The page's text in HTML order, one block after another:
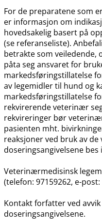
For de preparatene som
er informasjon om
hovedsakelig basert på
(se referanseliste).
betrakte som veiledende,
påta seg ansvaret for
markedsføringstillatelse
av legemidler til hund og
markedsføringstillatelse
rekvirerende veterinær
rekvireringer bør
pasienten mht.
reaksjoner ved bruk av de
doseringsangivelsene
Veterinærmedisinsk
(telefon: 97159262, e-
Kontakt forfatter ved
doseringsangivelsene.